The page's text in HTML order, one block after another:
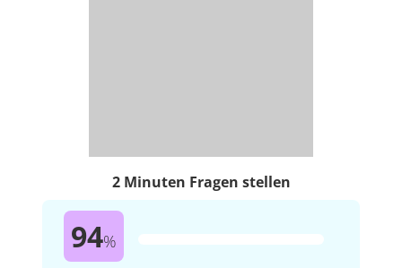
2 Minuten Fragen stellen
94%